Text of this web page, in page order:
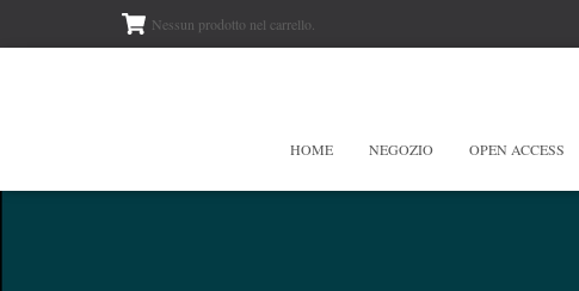
Nessun prodotto nel carrello.
HOME NEGOZIO OPEN ACCESS